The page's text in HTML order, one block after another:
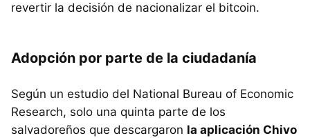
revertir la decisión de nacionalizar el bitcoin.
Adopción por parte de la ciudadanía
Según un estudio del National Bureau of Economic
Research, solo una quinta parte de los
salvadoreños que descargaron la aplicación Chivo